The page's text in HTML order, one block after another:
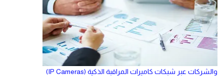
والشركات عبر شبكات كاميرات المراقبة الذكية (IP Cameras)